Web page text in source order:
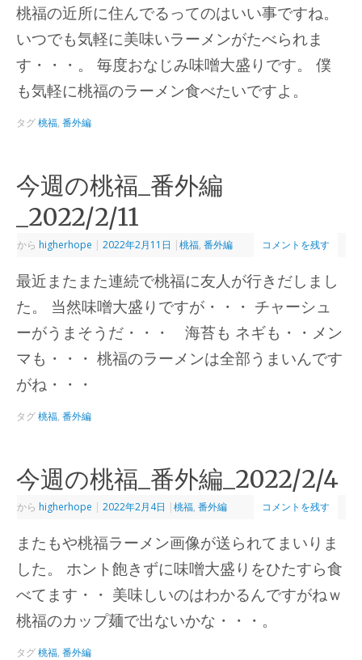
桃福の近所に住んでるってのはいい事ですね。
いつでも気軽に美味いラーメンがたべられま
す・・・。 毎度おなじみ味噌大盛りです。 僕
も気軽に桃福のラーメン食べたいですよ。
タグ桃福,番外編
今週の桃福_番外編
_2022/2/11
から higherhope | 2022年2月11日 |桃福,番外編 コメントを残す
最近またまた連続で桃福に友人が行きだしまし
た。 当然味噌大盛りですが・・・ チャーシュ
ーがうまそうだ・・・ 海苔も ネギも・・メン
マも・・・ 桃福のラーメンは全部うまいんです
がね・・・
タグ桃福,番外編
今週の桃福_番外編_2022/2/4
から higherhope | 2022年2月4日 |桃福,番外編 コメントを残す
またもや桃福ラーメン画像が送られてまいりま
した。 ホント飽きずに味噌大盛りをひたすら食
べてます・・ 美味しいのはわかるんですがねｗ
桃福のカップ麺で出ないかな・・・。
タグ桃福,番外編